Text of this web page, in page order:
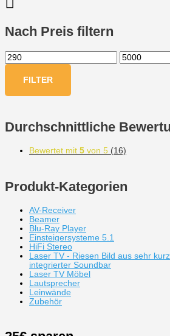
Nach Preis filtern
FILTER
Durchschnittliche
Bewertet mit 5 von 5 (16)
Produkt-Kategorien
AV-Receiver
Beamer
Blu-Ray Player
Einsteigersysteme 5.1
HiFi Stereo
Laser TV - Riesen Bild aus sehr
integrierter Soundbar
Laser TV Möbel
Lautsprecher
Leinwände
Zubehör